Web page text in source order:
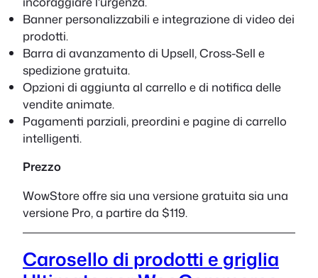
Banner personalizzabili e integrazione di video dei
prodotti.
Barra di avanzamento di Upsell, Cross-Sell e
spedizione gratuita.
Opzioni di aggiunta al carrello e di notifica delle
vendite animate.
Pagamenti parziali, preordini e pagine di carrello
intelligenti.
Prezzo
WowStore offre sia una versione gratuita sia una
versione Pro, a partire da $119.
Carosello di prodotti e griglia